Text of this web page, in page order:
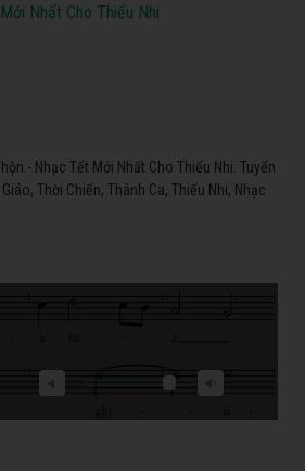
Nhất Cho Thiếu Nhi
- Nhạc Tết Mới Nhất Cho Thiếu Nhi. Tuyển
Thời Chiến, Thánh Ca, Thiếu Nhi, Nhạc